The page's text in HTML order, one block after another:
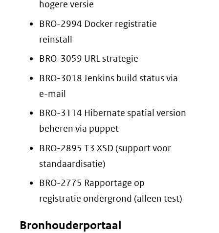
hogere versie
BRO-2994 Docker registratie
reinstall
BRO-3059 URL strategie
BRO-3018 Jenkins build status via
e-mail
BRO-3114 Hibernate spatial version
beheren via puppet
BRO-2895 T3 XSD (support voor
standaardisatie)
BRO-2775 Rapportage op
registratie ondergrond (alleen test)
Bronhouderportaal